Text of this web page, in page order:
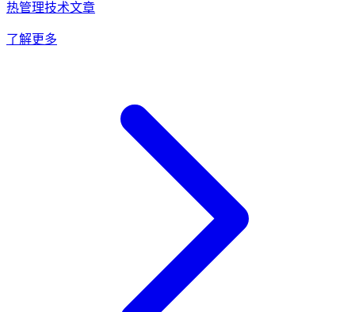
热管理技术文章
了解更多